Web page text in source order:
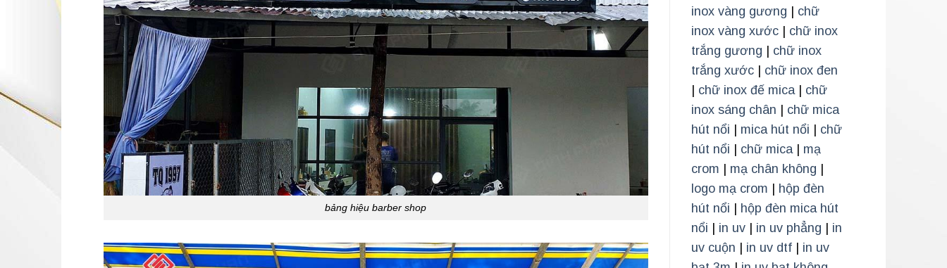
bảng hiệu barber shop
inox vàng gương
chữ
inox vàng xước| chữ inox
trắng gương
chữ inox
trắng xước| chữ inox đen
chữ inox đế mica| chữ
inox sáng chân
chữ mica
hút nổi
mica hút nổi
chữ
hút nổi
chữ mica| mạ
crom
mạ chân không
logo mạ crom
hộp đèn
hút nổi
hộp đèn mica hút
nổi
in uv| in uv phẳng
in
uv cuộn
in uv dtf| in uv